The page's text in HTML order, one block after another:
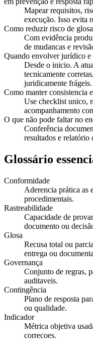
Mapear requisitos,
execução. Isso evita
Como reduzir risco de
Com evidência
de mudancas e
Quando envolver jurídico e
Desde o inicio. A
tecnicamente
juridicamente frágeis.
Como manter consistencia
Use checklist unico,
acompanhamento
O que não pode faltar no
Conferência
resultados e relatório
Glossário
Conformidade
Aderencia prática as
procedimentais.
Rastreabilidade
Capacidade de
documento ou
Glosa
Recusa total ou
entrega ou
Governança
Conjunto de regras,
auditaveis.
Contingência
Plano de resposta
ou qualidade.
Indicador
Métrica objetiva
correcoes.